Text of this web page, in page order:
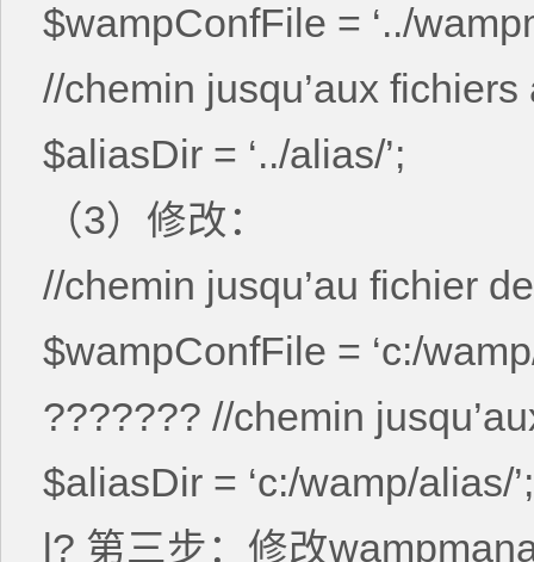
$wampConfFile = ‘../
//chemin jusqu’aux fichiers
$aliasDir = ‘../alias/’;
（3）修改：
//chemin jusqu’au fichier
$wampConfFile = ‘c:/
??????? //chemin
$aliasDir = ‘c:/wamp/alias/’;
l? 第三步：修改